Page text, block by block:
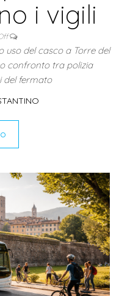
i vigili
del casco a Torre del
confronto tra polizia
del fermato